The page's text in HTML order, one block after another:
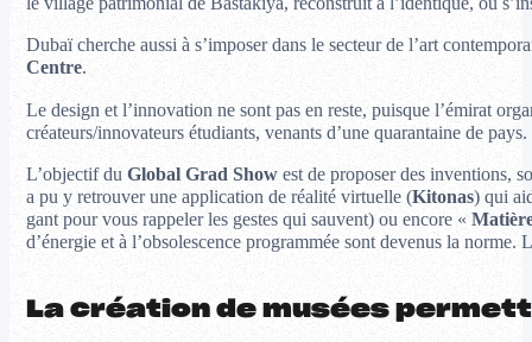
Dubaï cherche aussi à s’imposer dans le secteur de l’art
Centre.
Le design et l’innovation ne sont pas en reste, puisque l’émirat
créateurs/innovateurs étudiants, venants d’une quarantaine de pays.
L’objectif duGlobal Grad Show est de proposer des inventions,
a pu y retrouver une application de réalité virtuelle (Kitonas) qui
gant pour vous rappeler les gestes qui sauvent) ou encore «
d’énergie et à l’obsolescence programmée sont devenus la
La création de musées